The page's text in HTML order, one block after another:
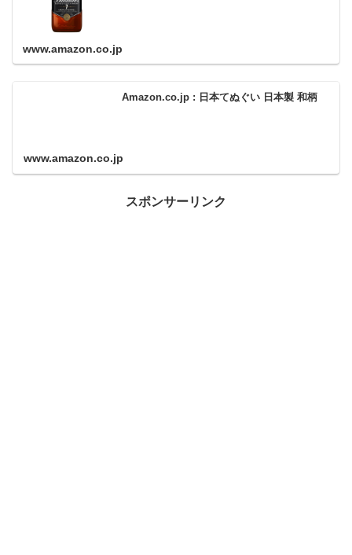
www.amazon.co.jp
Amazon.co.jp : 日本てぬぐい 日本製 和柄
www.amazon.co.jp
スポンサーリンク